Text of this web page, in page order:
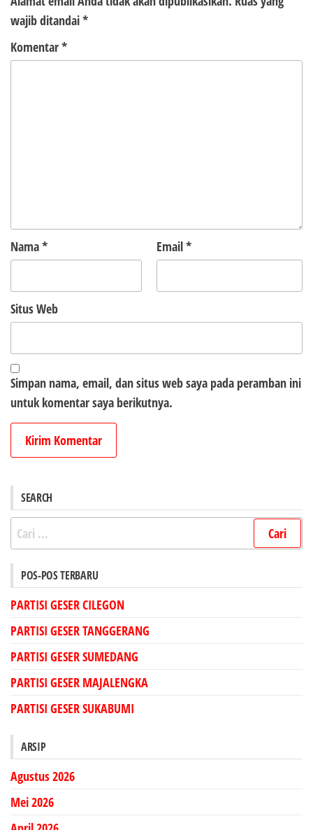
wajib ditandai*
Komentar*
Nama* Email*
Situs Web
Simpan nama, email, dan situs web saya pada peramban ini
untuk komentar saya berikutnya.
SEARCH
Cari
untuk:
POS-POS TERBARU
PARTISI GESER CILEGON
PARTISI GESER TANGGERANG
PARTISI GESER SUMEDANG
PARTISI GESER MAJALENGKA
PARTISI GESER SUKABUMI
ARSIP
Agustus 2026
Mei 2026